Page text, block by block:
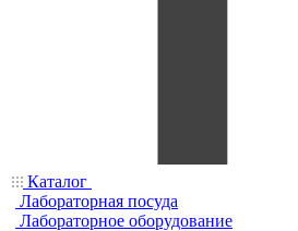
Каталог
Лабораторная посуда
Лабораторное оборудование